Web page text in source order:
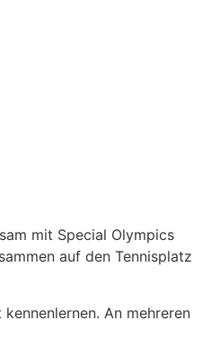
mit Special Olympics
auf den Tennisplatz
An mehreren